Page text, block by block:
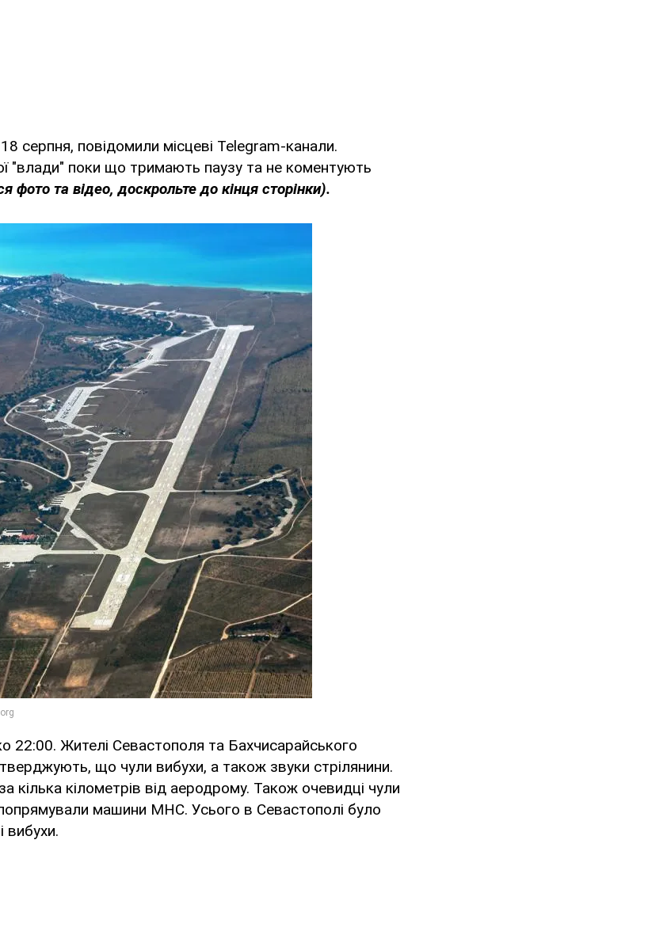
серпня, повідомили місцеві Telegram-канали.
"влади" поки що тримають паузу та не коментують
фото та відео, доскрольте до кінця сторінки).
22:00. Жителі Севастополя та Бахчисарайського
що чули вибухи, а також звуки стрілянини.
кілька кілометрів від аеродрому. Також очевидці чули
попрямували машини МНС. Усього в Севастополі було
вибухи.